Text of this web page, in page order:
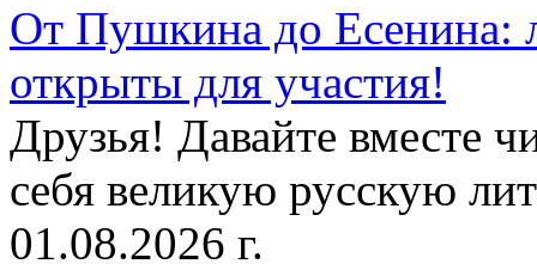
От Пушкина до Есенина:
открыты для участия!
Друзья! Давайте вместе
себя великую русскую
01.08.2026 г.